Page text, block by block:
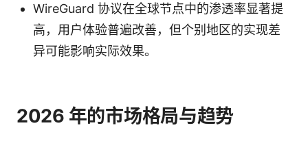
WireGuard 协议在全球节点中的渗透率显著提
高，用户体验普遍改善，但个别地区的实现差
异可能影响实际效果。
2026 年的市场格局与趋势